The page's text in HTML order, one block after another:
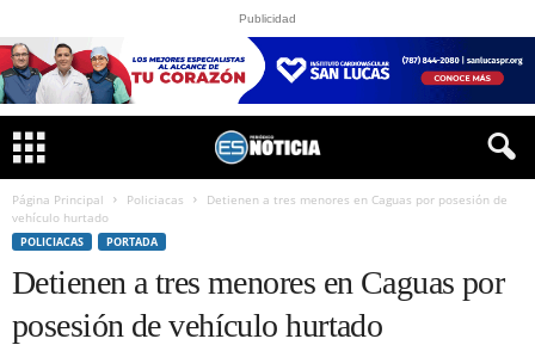
Publicidad
Página Principal Policiacas
Detienen a tres menores en Caguas por posesión de
vehículo hurtado
POLICIACAS PORTADA
Detienen a tres menores en Caguas por
posesión de vehículo hurtado